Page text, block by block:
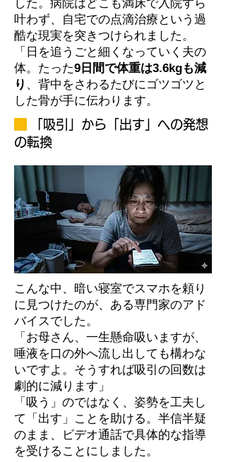
した。病院はどこも満床で入院すら
叶わず、自宅での点滴治療という過
酷な現実を突きつけられました。
「日を追うごと細くなっていく夫の
体。たった9日間で体重は3.6kgも減
り 、背中をさわるたびにゴツゴツと
した骨が手に伝わります。
「吸引」から「出す」への発想
の転換
こんな中、暗い寝室でスマホを頼り
に見つけたのが、ある専門家のアド
バイスでした。
「お母さん、一生懸命吸いますが、
唾液を口の外へ流し出しても構わな
いですよ。そうすれば吸引の回数は
劇的に減ります」
「吸う」のではなく、姿勢を工夫し
て「出す」ことを助ける。半信半疑
のまま、ビデオ通話で具体的な指導
を受けることにしました。